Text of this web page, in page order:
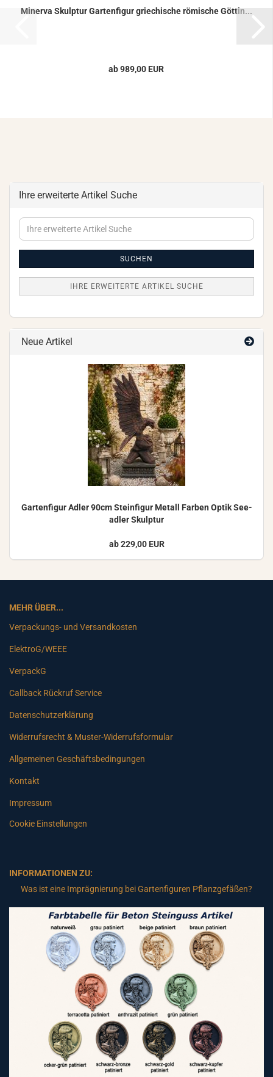
Mi­ner­va Skulp­tur Gar­ten­fi­gur grie­chi­sche rö­mi­sche Göt­tin...
ab 989,00 EUR
Ihre erweiterte Artikel Suche
Ihre
erweiterte
SUCHEN
IHRE ERWEITERTE ARTIKEL SUCHE
Neue Artikel
Gar­ten­fi­gur Adler 90cm Stein­fi­gur Me­tall Far­ben Optik See­
ad­ler Skulp­tur
ab 229,00 EUR
MEHR ÜBER...
Verpackungs- und Versandkosten
ElektroG/WEEE
VerpackG
Callback Rückruf Service
Datenschutzerklärung
Widerrufsrecht & Muster-Widerrufsformular
Allgemeinen Geschäftsbedingungen
Kontakt
Impressum
Cookie Einstellungen
INFORMATIONEN ZU:
Was ist eine Imprägnierung bei Gartenfiguren Pflanzgefäßen?